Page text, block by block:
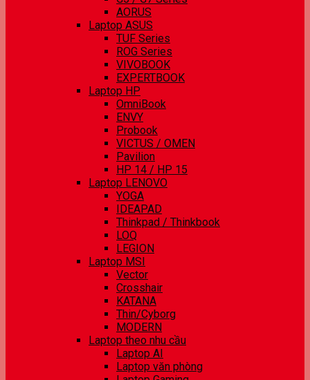
AORUS
Laptop ASUS
TUF Series
ROG Series
VIVOBOOK
EXPERTBOOK
Laptop HP
OmniBook
ENVY
Probook
VICTUS / OMEN
Pavilion
HP 14 / HP 15
Laptop LENOVO
YOGA
IDEAPAD
Thinkpad / Thinkbook
LOQ
LEGION
Laptop MSI
Vector
Crosshair
KATANA
Thin/Cyborg
MODERN
Laptop theo nhu cầu
Laptop AI
Laptop văn phòng